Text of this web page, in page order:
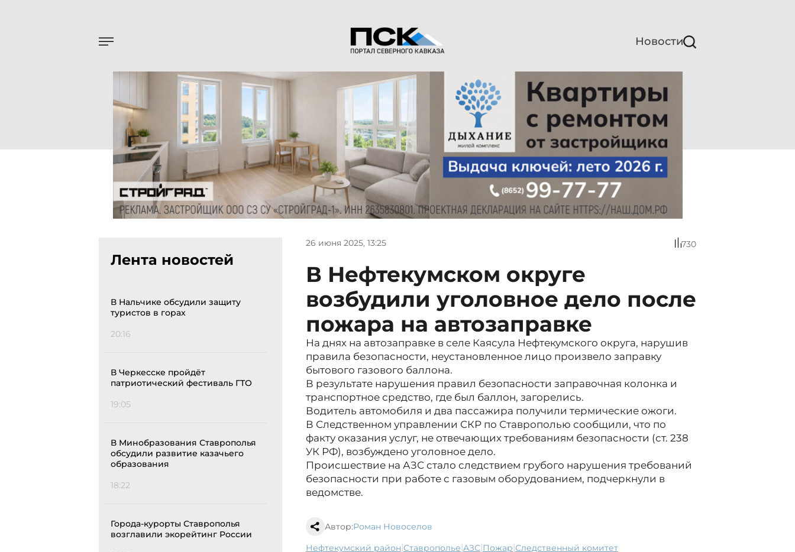
Новости
Лента новостей
В Нальчике обсудили защиту
туристов в горах
20:16
В Черкесске пройдёт
патриотический фестиваль ГТО
19:05
В Минобразования Ставрополья
обсудили развитие казачьего
образования
18:22
Города-курорты Ставрополья
возглавили экорейтинг России
26 июня 2025, 13:25 730
В Нефтекумском округе
возбудили уголовное дело после
пожара на автозаправке
На днях на автозаправке в селе Каясула Нефтекумского округа, нарушив
правила безопасности, неустановленное лицо произвело заправку
бытового газового баллона.
В результате нарушения правил безопасности заправочная колонка и
транспортное средство, где был баллон, загорелись.
Водитель автомобиля и два пассажира получили термические ожоги.
В Следственном управлении СКР по Ставрополью сообщили, что по
факту оказания услуг, не отвечающих требованиям безопасности (ст. 238
УК РФ), возбуждено уголовное дело.
Происшествие на АЗС стало следствием грубого нарушения требований
безопасности при работе с газовым оборудованием, подчеркнули в
ведомстве.
Автор:Роман Новоселов
Нефтекумский район| Ставрополье| АЗС| пожар| следственный комитет